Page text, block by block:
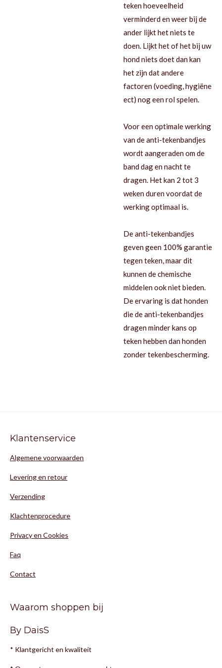
teken hoeveelheid
verminderd en weer bij de
ander lijkt het niets te
doen. Lijkt het of het bij uw
hond niets doet dan kan
het zijn dat andere
factoren (voeding, hygiëne
ect) nog een rol spelen.
Voor een optimale werking
van de anti-tekenbandjes
wordt aangeraden om de
band dag en nacht te
dragen. Het kan 2 tot 3
weken duren voordat de
werking optimaal is.
De anti-tekenbandjes
geven geen 100% garantie
tegen teken, maar dit
kunnen de chemische
middelen ook niet bieden.
De ervaring is dat honden
die de anti-tekenbandjes
dragen minder kans op
teken hebben dan honden
zonder tekenbescherming.
Klantenservice
Algemene voorwaarden
Levering en retour
Verzending
Klachtenprocedure
Privacy en Cookies
Faq
Contact
Waarom shoppen bij
By DaisS
* Klantgericht en kwaliteit